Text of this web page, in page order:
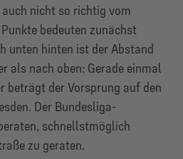
nicht so richtig vom
bedeuten zunächst
unten hinten ist der Abstand
als nach oben: Gerade einmal
beträgt der Vorsprung auf den
Der Bundesliga-
schnellstmöglich
zu geraten.